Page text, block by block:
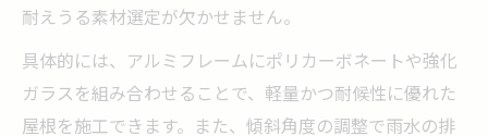
耐えうる素材選定が欠かせません。
具体的には、アルミフレームにポリカーボネートや強化
ガラスを組み合わせることで、軽量かつ耐候性に優れた
屋根を施工できます。また、傾斜角度の調整で雨水の排